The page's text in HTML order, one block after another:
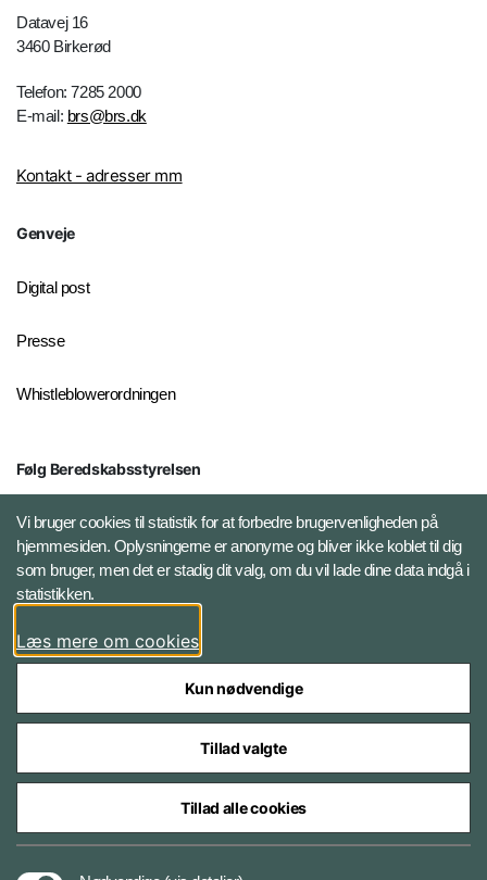
Datavej 16
3460 Birkerød
Telefon: 7285 2000
E-mail: brs@brs.dk
Kontakt - adresser mm
Genveje
Digital post
Presse
Whistleblowerordningen
Følg Beredskabsstyrelsen
X BRSdk
LinkedIn BRS-profil
Vi bruger cookies til statistik for at forbedre brugervenligheden på
hjemmesiden. Oplysningerne er anonyme og bliver ikke koblet til dig
som bruger, men det er stadig dit valg, om du vil lade dine data indgå i
statistikken.
Læs mere om cookies
Kun nødvendige
Tillad valgte
Tillad alle cookies